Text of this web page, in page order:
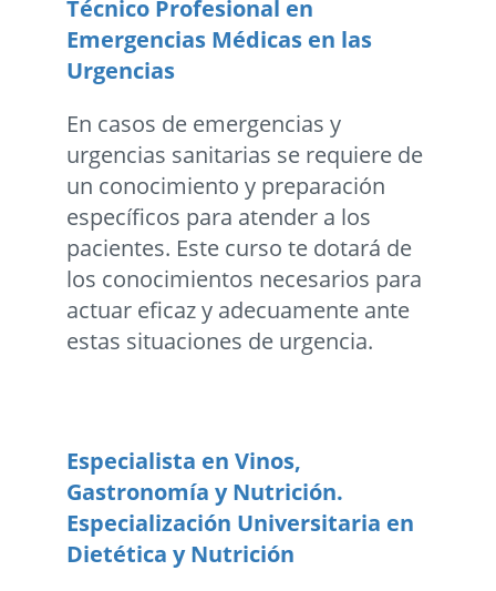
Técnico Profesional en
Emergencias Médicas en las
Urgencias
En casos de emergencias y
urgencias sanitarias se requiere de
un conocimiento y preparación
específicos para atender a los
pacientes. Este curso te dotará de
los conocimientos necesarios para
actuar eficaz y adecuamente ante
estas situaciones de urgencia.
Especialista en Vinos,
Gastronomía y Nutrición.
Especialización Universitaria en
Dietética y Nutrición